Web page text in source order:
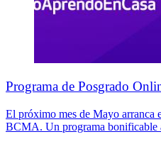
Programa de Posgrado
El próximo mes de Mayo arranca
BCMA. Un programa